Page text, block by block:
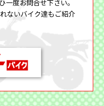
一度お問合せ下さい。
ないバイク達もご紹介